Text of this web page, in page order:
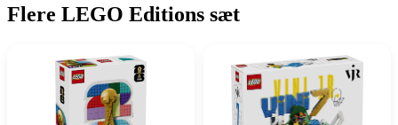
Flere LEGO Editions sæt